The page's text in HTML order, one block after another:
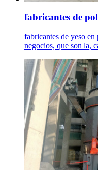
fabricantes de
fabricantes de yeso
negocios, que son la,